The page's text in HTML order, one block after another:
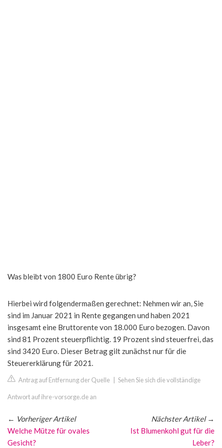
Was bleibt von 1800 Euro Rente übrig?
Hierbei wird folgendermaßen gerechnet: Nehmen wir an, Sie
sind im Januar 2021 in Rente gegangen und haben 2021
insgesamt eine Bruttorente von 18.000 Euro bezogen. Davon
sind 81 Prozent steuerpflichtig. 19 Prozent sind steuerfrei, das
sind 3420 Euro. Dieser Betrag gilt zunächst nur für die
Steuererklärung für 2021.
Antrag auf Entfernung der Quelle Sehen Sie sich die vollständige
Antwort auf ihre-vorsorge.de an
← Vorheriger Artikel
Welche Mütze für ovales
Gesicht?
Nächster Artikel→
Ist Blumenkohl gut für die
Leber?